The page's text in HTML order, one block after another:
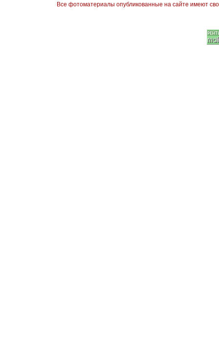
Все фотоматериалы опубликованные на сайте имеют